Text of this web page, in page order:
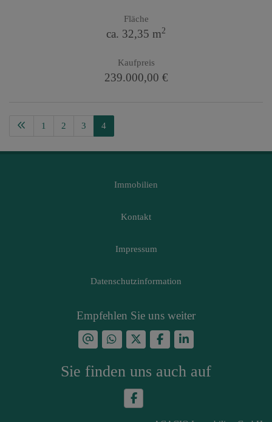
Fläche
ca. 32,35 m2
Kaufpreis
239.000,00 €
1 2 3 4
Immobilien
Kontakt
Impressum
Datenschutzinformation
Empfehlen Sie uns weiter
Sie finden uns auch auf